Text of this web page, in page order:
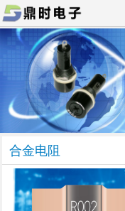
合金电阻